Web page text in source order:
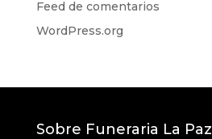
Feed de comentarios
WordPress.org
Sobre Funeraria La Paz